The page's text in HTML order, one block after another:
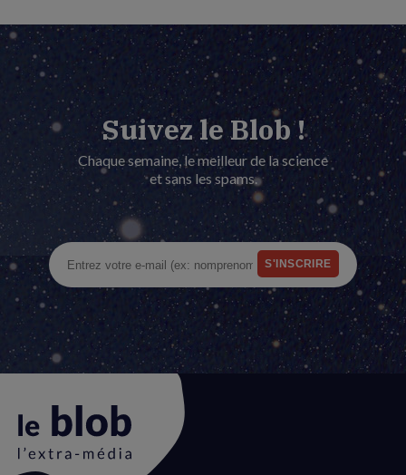
Suivez le Blob !
Chaque semaine, le meilleur de la science
et sans les spams.